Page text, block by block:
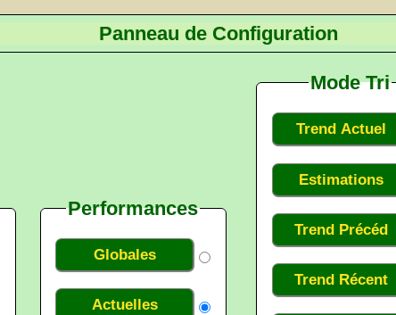
Panneau de Configuration
Performances
Globales
Actuelles
Mode Tri
Trend Actuel
Estimations
Trend Précéd
Trend Récent